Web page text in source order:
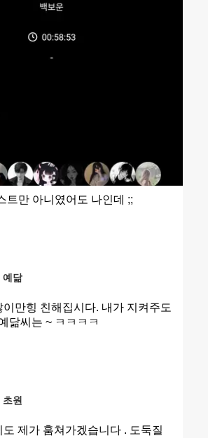
트만 아니였어도 나인데 ;;
예닮
친해집시다. 내가 지켜주도
닮씨는 ~ ㅋㅋㅋㅋ
초원
도 제가 훔쳐가겠습니다 . 도둑질